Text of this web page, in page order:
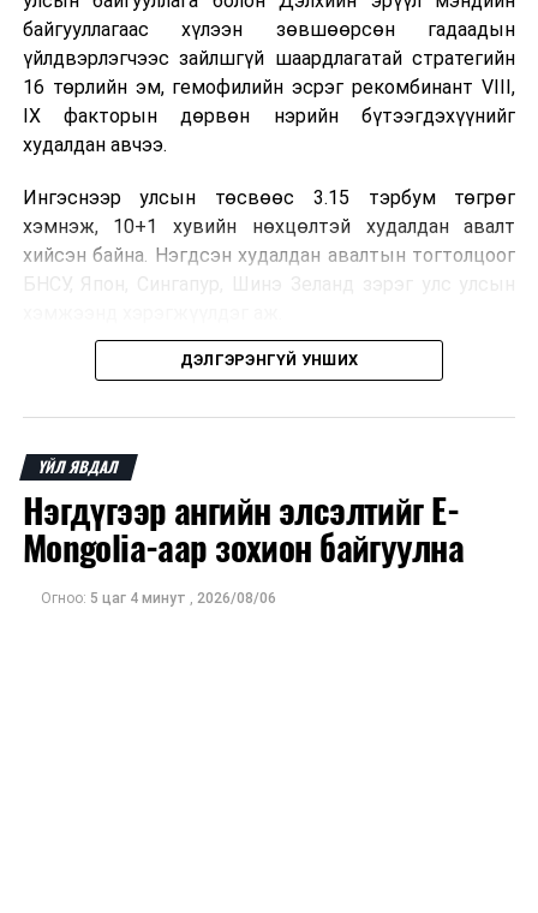
байгууллагаас хүлээн зөвшөөрсөн гадаадын
үйлдвэрлэгчээс зайлшгүй шаардлагатай стратегийн
16 төрлийн эм, гемофилийн эсрэг рекомбинант VIII,
IX факторын дөрвөн нэрийн бүтээгдэхүүнийг
худалдан авчээ.
Ингэснээр улсын төсвөөс 3.15 тэрбум төгрөг
хэмнэж, 10+1 хувийн нөхцөлтэй худалдан авалт
хийсэн байна. Нэгдсэн худалдан авалтын тогтолцоог
БНСУ, Япон, Сингапур, Шинэ Зеланд зэрэг улс улсын
Нэг эх үүсвэрээс худалдан авах тогтолцоо нь бөөний
бууруулах, ДЭМБ-ын хатуу зохицуулалттай
үйлдвэрээс эмийг боломжийн үнээр авах, зах зээлд
ховорддог эмийн хангамжийг тасалдуулахгүй байх
давуу талтай.
Мөн чанаргүй болон хуурамч эмийн эрсдэлийг
бууруулж, эмийн үнийн өсөлтийг сааруулснаар
ДЭЛГЭРЭНГҮЙ УНШИХ
ҮЙЛ ЯВДАЛ
Нэгдүгээр ангийн элсэлтийг E-
Mongolia-аар зохион байгуулна
Огноо: 5 цаг 4 минут , 2026/08/06